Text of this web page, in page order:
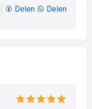
Delen Delen